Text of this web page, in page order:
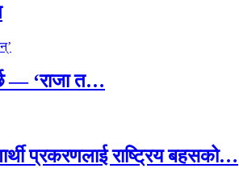
— ‘राजा त…
प्रकरणलाई राष्ट्रिय बहसको…